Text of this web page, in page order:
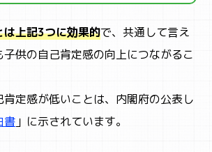
は上記3つに効果的で、共通して言え
子供の自己肯定感の向上につながるこ
肯定感が低いことは、内閣府の公表し
書 」に示されています。